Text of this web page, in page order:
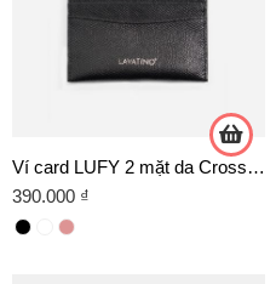
Ví card LUFY 2 mặt da Crossgrain
390.000 ₫